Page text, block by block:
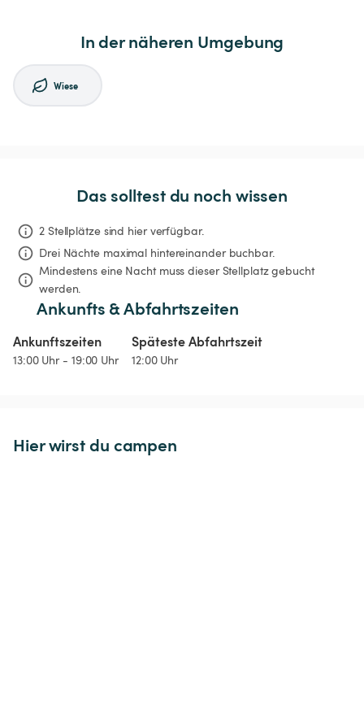
In der näheren Umgebung
Wiese
Das solltest du noch wissen
2 Stellplätze sind hier verfügbar.
Drei Nächte maximal hintereinander buchbar.
Mindestens eine Nacht muss dieser Stellplatz gebucht
werden.
Ankunfts & Abfahrtszeiten
Ankunftszeiten
13:00 Uhr - 19:00 Uhr
Späteste Abfahrtszeit
12:00 Uhr
Hier wirst du campen